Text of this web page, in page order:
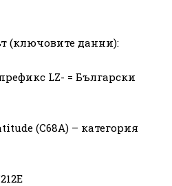
(ключовите данни):
LZ- = Български
(C68A) – категория